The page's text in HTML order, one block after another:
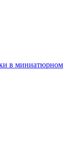
в миниатюрном